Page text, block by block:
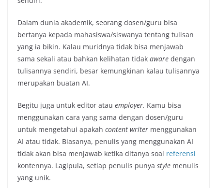
Dalam dunia akademik, seorang dosen/guru bisa
bertanya kepada mahasiswa/siswanya tentang tulisan
yang ia bikin. Kalau muridnya tidak bisa menjawab
sama sekali atau bahkan kelihatan tidak aware dengan
tulisannya sendiri, besar kemungkinan kalau tulisannya
merupakan buatan AI.
Begitu juga untuk editor atau employer. Kamu bisa
menggunakan cara yang sama dengan dosen/guru
untuk mengetahui apakah content writer menggunakan
AI atau tidak. Biasanya, penulis yang menggunakan AI
tidak akan bisa menjawab ketika ditanya soal referensi
kontennya. Lagipula, setiap penulis punya style menulis
yang unik.